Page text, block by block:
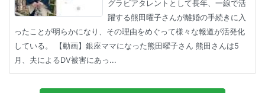
グラビアタレントとして長年、一線で活
躍する熊田曜子さんが離婚の手続きに入
ったことが明らかになり、その理由をめぐって様々な報道が活発化
している。 【動画】銀座ママになった熊田曜子さん 熊田さんは5
月、夫によるDV被害にあっ...